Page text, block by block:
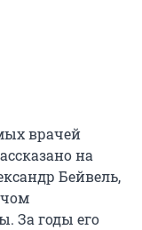
врачей
на
Бейвель,
За годы его